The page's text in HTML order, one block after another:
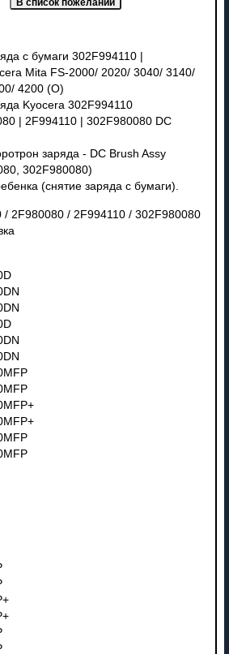
с бумаги 302F994110 |
Mita FS-2000/ 2020/ 3040/ 3140/
4200 (О)
Kyocera 302F994110
| 2F994110 | 302F980080 DC
заряда - DC Brush Assy
302F980080)
(снятие заряда с бумаги).
/ 2F980080 / 2F994110 / 302F980080